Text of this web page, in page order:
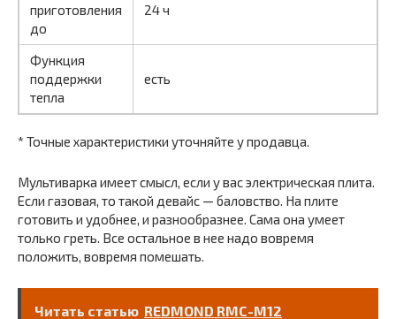
приготовления
до
24 ч
Функция
поддержки
тепла
есть
* Точные характеристики уточняйте у продавца.
Мультиварка имеет смысл, если у вас электрическая плита.
Если газовая, то такой девайс — баловство. На плите
готовить и удобнее, и разнообразнее. Сама она умеет
только греть. Все остальное в нее надо вовремя
положить, вовремя помешать.
Читать статью REDMOND RMC-M12